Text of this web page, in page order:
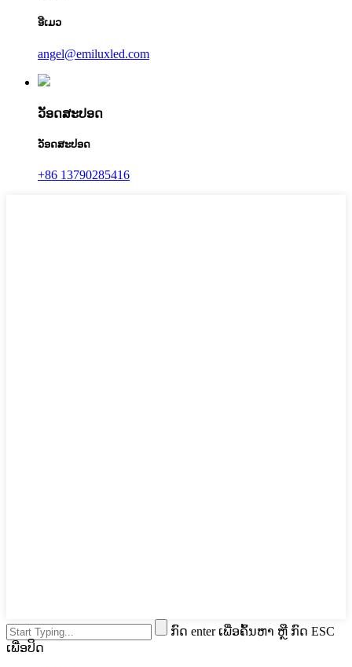
ອີເມວ
angel@emiluxled.com
ວັອດສະປອດ
ວັອດສະປອດ
+86 13790285416
ກົດ enter ເພື່ອຄົ້ນຫາ ຫຼື ກົດ ESC
ເພື່ອປິດ